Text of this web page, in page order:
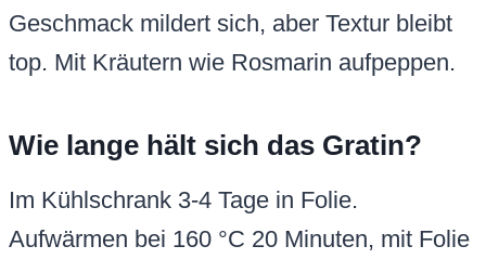
Geschmack mildert sich, aber Textur bleibt
top. Mit Kräutern wie Rosmarin aufpeppen.
Wie lange hält sich das Gratin?
Im Kühlschrank 3-4 Tage in Folie.
Aufwärmen bei 160 °C 20 Minuten, mit Folie